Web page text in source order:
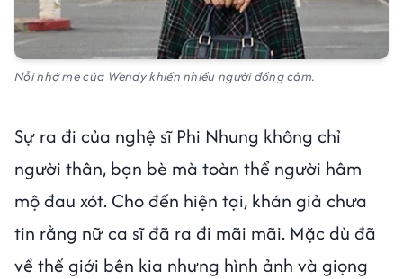
Nỗi nhớ mẹ của Wendy khiến nhiều người đồng cảm.
Sự ra đi của nghệ sĩ Phi Nhung không chỉ
người thân, bạn bè mà toàn thể người hâm
mộ đau xót. Cho đến hiện tại, khán giả chưa
tin rằng nữ ca sĩ đã ra đi mãi mãi. Mặc dù đã
về thế giới bên kia nhưng hình ảnh và giọng